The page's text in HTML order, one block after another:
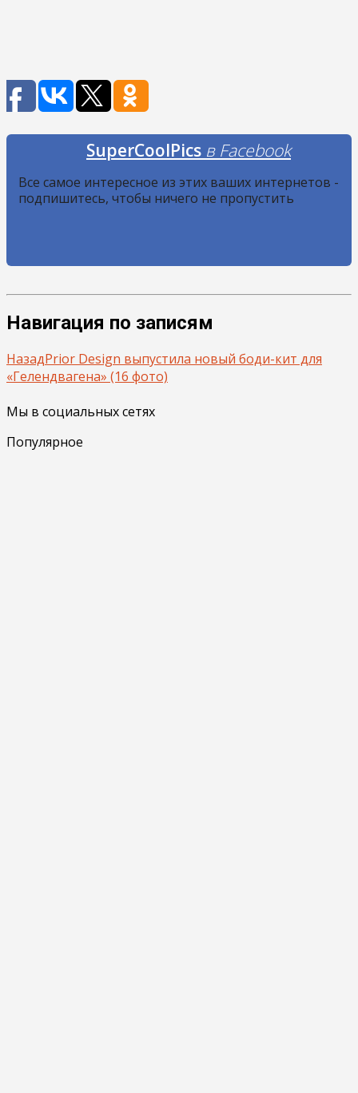
SuperCoolPics в Facebook
Все самое интересное из этих ваших интернетов -
подпишитесь, чтобы ничего не пропустить
Навигация по записям
НазадPrior Design выпустила новый боди-кит для
«Гелендвагена» (16 фото)
Мы в социальных сетях
Популярное